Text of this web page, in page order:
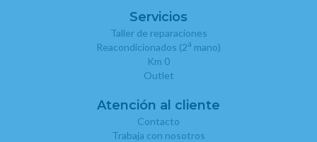
Servicios
Taller de reparaciones
Reacondicionados (2a mano)
Km 0
Outlet
Atención al cliente
Contacto
Trabaja con nosotros